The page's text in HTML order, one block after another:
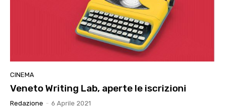
CINEMA
Veneto Writing Lab, aperte le iscrizioni
Redazione - 6 Aprile 2021